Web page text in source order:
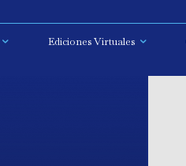
Ediciones Virtuales